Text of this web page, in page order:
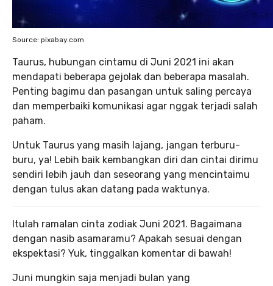
Source: pixabay.com
Taurus, hubungan cintamu di Juni 2021 ini akan
mendapati beberapa gejolak dan beberapa masalah.
Penting bagimu dan pasangan untuk saling percaya
dan memperbaiki komunikasi agar nggak terjadi salah
paham.
Untuk Taurus yang masih lajang, jangan terburu-
buru, ya! Lebih baik kembangkan diri dan cintai dirimu
sendiri lebih jauh dan seseorang yang mencintaimu
dengan tulus akan datang pada waktunya.
Itulah ramalan cinta zodiak Juni 2021. Bagaimana
dengan nasib asamaramu? Apakah sesuai dengan
ekspektasi? Yuk, tinggalkan komentar di bawah!
Juni mungkin saja menjadi bulan yang